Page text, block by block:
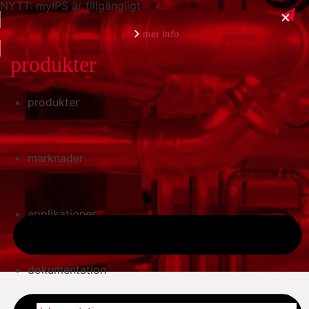
NYTT: myIPS är tillgängligt
mer info
stäng
produkter
marknader
applikationer
dokumentation
produkter